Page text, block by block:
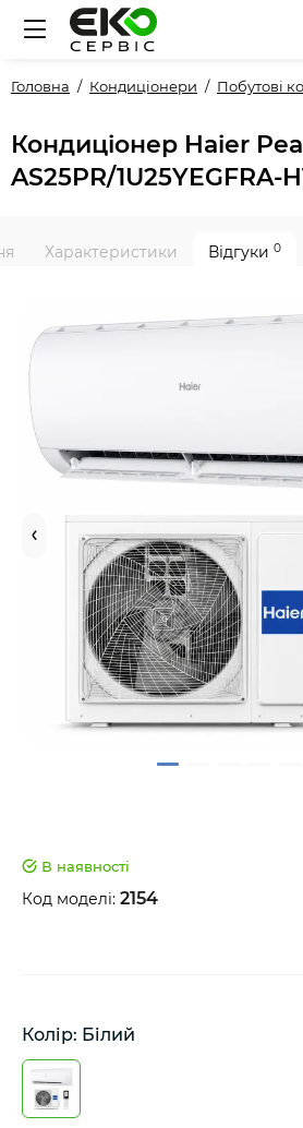
Головна Кондиціонери Побутові
Кондиціонер Haier
AS25PR/1U25YEGFRA-
Характеристики Відгуки 0
В наявності
Код моделі: 2154
Колір: Білий